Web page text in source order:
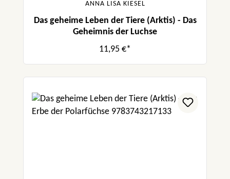
ANNA LISA KIESEL
Das geheime Leben der Tiere (Arktis) - Das
Geheimnis der Luchse
11,95 €*